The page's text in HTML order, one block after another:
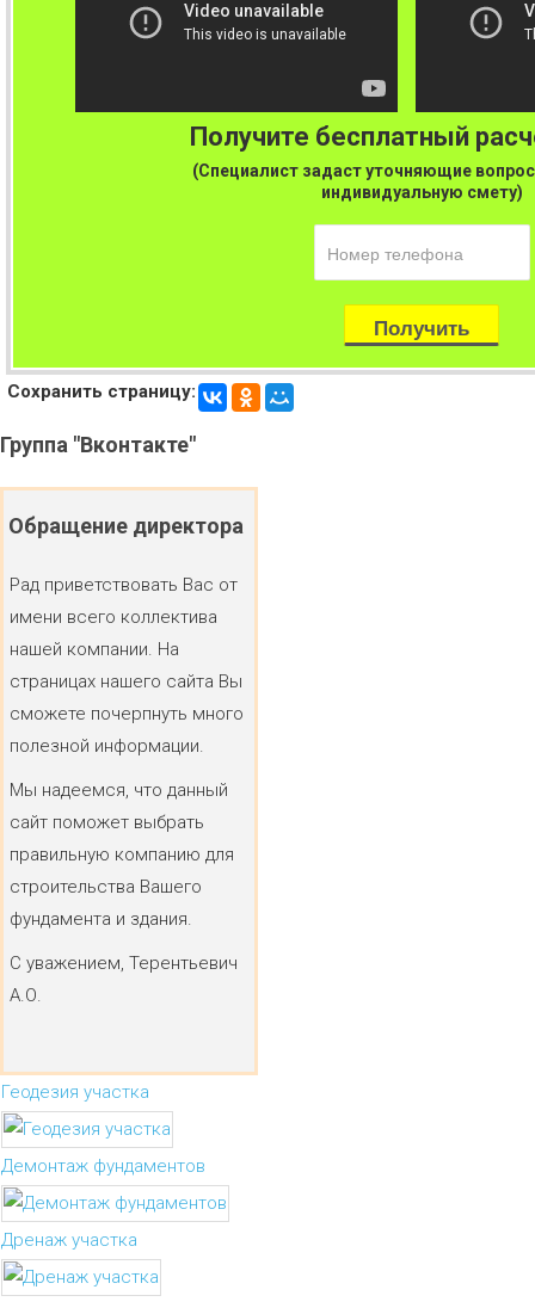
Получите бесплатный
(Специалист задаст уточняющие
индивидуальную смету)
Сохранить страницу:
Группа "Вконтакте"
Обращение директора
Рад приветствовать Вас от
имени всего коллектива
нашей компании. На
страницах нашего сайта Вы
сможете почерпнуть много
полезной информации.
Мы надеемся, что данный
сайт поможет выбрать
правильную компанию для
строительства Вашего
фундамента и здания.
С уважением, Терентьевич
А.О.
Геодезия участка
Демонтаж фундаментов
Дренаж участка